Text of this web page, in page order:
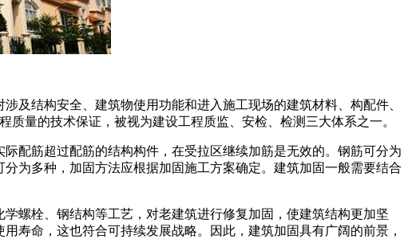
结构安全、建筑物使用功能和进入施工现场的建筑材料、构配件、
量的技术保证，被视为建设工程质监、安检、检测三大体系之一。
配筋超过配筋的结构构件，在受拉区继续加筋是无效的。钢筋可分为
为多种，加固方法应根据加固施工方案确定。建筑加固一般需要结合
螺栓、钢结构等工艺，对老建筑进行修复加固，使建筑结构更加坚
寿命，这也符合可持续发展战略。因此，建筑加固具有广阔的前景，